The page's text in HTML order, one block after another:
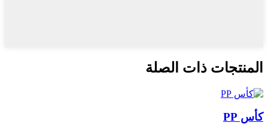
المنتجات ذات الصلة
كأس PP